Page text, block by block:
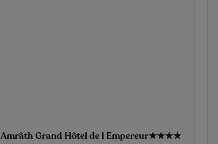
Amrâth Grand Hôtel de l Empereur★★★★